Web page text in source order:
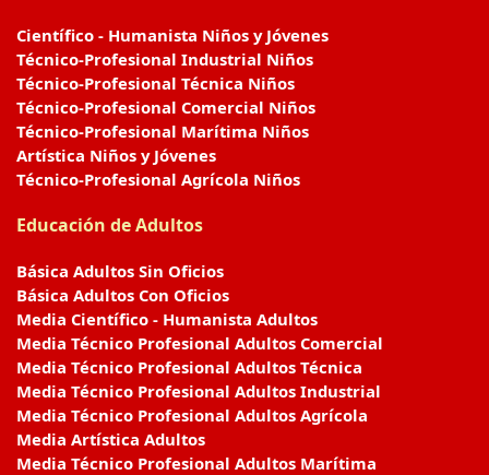
Científico - Humanista Niños y Jóvenes
Técnico-Profesional Industrial Niños
Técnico-Profesional Técnica Niños
Técnico-Profesional Comercial Niños
Técnico-Profesional Marítima Niños
Artística Niños y Jóvenes
Técnico-Profesional Agrícola Niños
Educación de Adultos
Básica Adultos Sin Oficios
Básica Adultos Con Oficios
Media Científico - Humanista Adultos
Media Técnico Profesional Adultos Comercial
Media Técnico Profesional Adultos Técnica
Media Técnico Profesional Adultos Industrial
Media Técnico Profesional Adultos Agrícola
Media Artística Adultos
Media Técnico Profesional Adultos Marítima